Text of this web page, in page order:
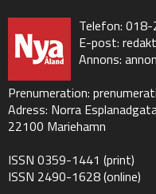
Telefon:
E-post:
Annons:
Prenumeration:
Adress: Norra
22100 Mariehamn
ISSN 0359-1441 (print)
ISSN 2490-1628 (online)